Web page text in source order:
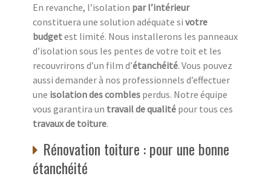
En revanche, l’isolation par l’intérieur
constituera une solution adéquate si votre
budgetest limité. Nous installerons les panneaux
d’isolation sous les pentes de votre toit et les
recouvrirons d’un film d’étanchéité. Vous pouvez
aussi demander à nos professionnels d’effectuer
une isolation des combles perdus. Notre équipe
vous garantira un travail de qualité pour tous ces
travaux de toiture.
Rénovation toiture : pour une bonne
étanchéité